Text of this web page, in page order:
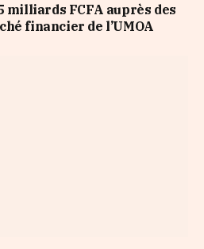
milliards FCFA auprès des
financier de l’UMOA